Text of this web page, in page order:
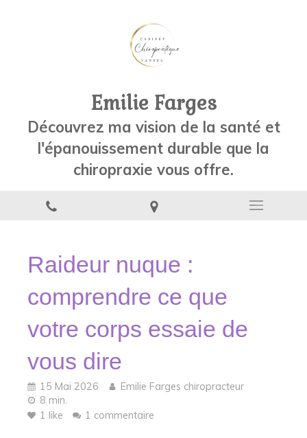
Emilie Farges
Découvrez ma vision de la santé et
l'épanouissement durable que la
chiropraxie vous offre.
Raideur nuque :
comprendre ce que
votre corps essaie de
vous dire
15 Mai 2026
Emilie Farges chiropracteur
8 min.
1 like
1 commentaire